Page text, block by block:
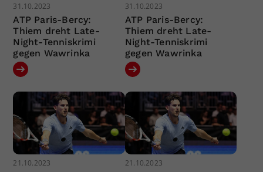
31.10.2023
ATP Paris-Bercy:
Thiem dreht Late-
Night-Tenniskrimi
gegen Wawrinka
31.10.2023
ATP Paris-Bercy:
Thiem dreht Late-
Night-Tenniskrimi
gegen Wawrinka
21.10.2023 21.10.2023